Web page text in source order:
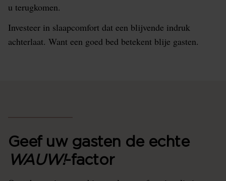
u terugkomen.
Investeer in slaapcomfort dat een blijvende indruk
achterlaat. Want een goed bed betekent blije gasten.
Geef uw gasten de echte
WAUW!-factor